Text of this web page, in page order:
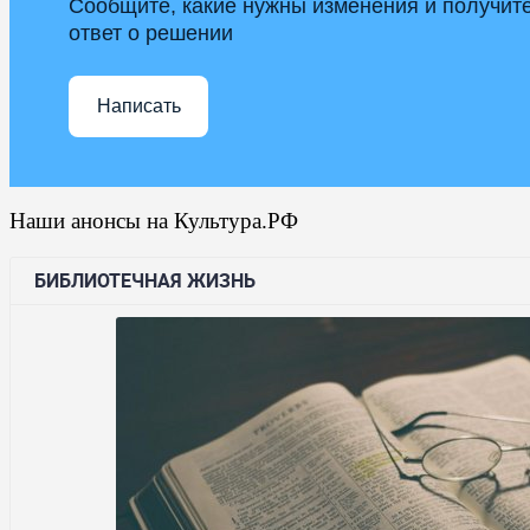
Сообщите, какие нужны изменения и
ответ о решении
Написать
Наши анонсы на Культура.РФ